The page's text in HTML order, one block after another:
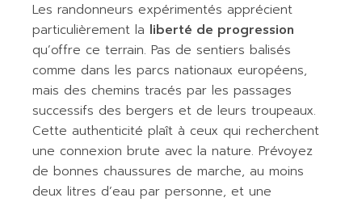
Les randonneurs expérimentés apprécient
particulièrement la liberté de progression
qu’offre ce terrain. Pas de sentiers balisés
comme dans les parcs nationaux européens,
mais des chemins tracés par les passages
successifs des bergers et de leurs troupeaux.
Cette authenticité plaît à ceux qui recherchent
une connexion brute avec la nature. Prévoyez
de bonnes chaussures de marche, au moins
deux litres d’eau par personne, et une